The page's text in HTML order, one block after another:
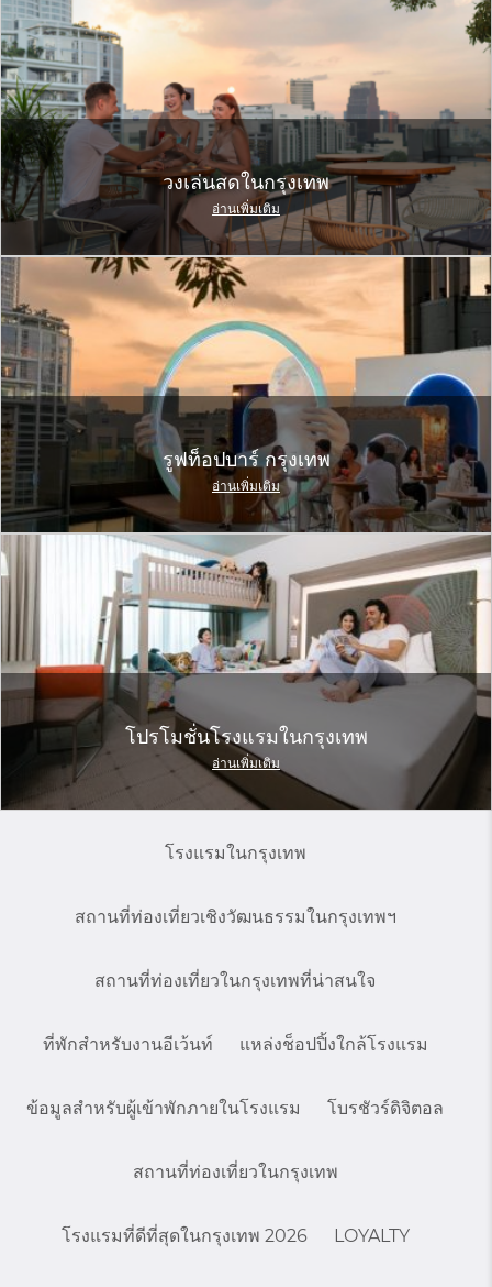
วงเล่นสดในกรุงเทพ
อ่านเพิ่มเติม
รูฟท็อปบาร์ กรุงเทพ
อ่านเพิ่มเติม
โปรโมชั่นโรงแรมในกรุงเทพ
อ่านเพิ่มเติม
โรงแรมในกรุงเทพ
สถานที่ท่องเที่ยวเชิงวัฒนธรรมในกรุงเทพฯ
สถานที่ท่องเที่ยวในกรุงเทพที่น่าสนใจ
ที่พักสำหรับงานอีเว้นท์ แหล่งช็อปปิ้งใกล้โรงแรม
ข้อมูลสำหรับผู้เข้าพักภายในโรงแรม โบรชัวร์ดิจิตอล
สถานที่ท่องเที่ยวในกรุงเทพ
โรงแรมที่ดีที่สุดในกรุงเทพ 2026 LOYALTY